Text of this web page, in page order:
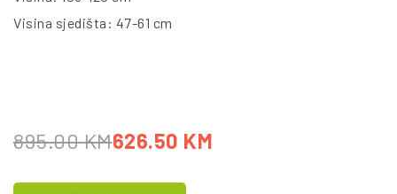
Visina sjedišta: 47-61 cm
895.00KM626.50 KM